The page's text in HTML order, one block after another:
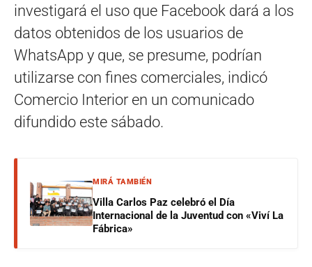
investigará el uso que Facebook dará a los
datos obtenidos de los usuarios de
WhatsApp y que, se presume, podrían
utilizarse con fines comerciales, indicó
Comercio Interior en un comunicado
difundido este sábado.
MIRÁ TAMBIÉN
Villa Carlos Paz celebró el Día
Internacional de la Juventud con «Viví La
Fábrica»